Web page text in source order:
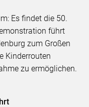
Es findet die 50.
führt
zum Großen
Kinderrouten
zu ermöglichen.